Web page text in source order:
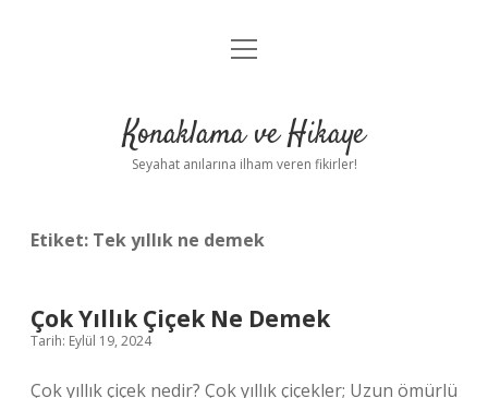
Anasayfa
Yasal Uyarı
menüyü
Konaklama ve Hikaye
Seyahat anılarına ilham veren fikirler!
Etiket: Tek yıllık ne demek
Çok Yıllık Çiçek Ne Demek
Tarih: Eylül 19, 2024
Çok yıllık çiçek nedir? Çok yıllık çiçekler; Uzun ömürlü